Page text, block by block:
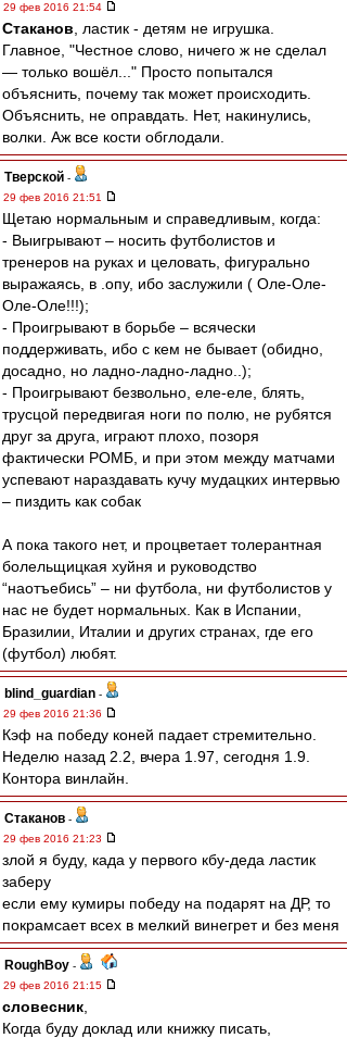
29 фев 2016 21:54
Cтаканов , ластик - детям не игрушка.
Главное, "Честное слово, ничего ж не сделал
— только вошёл..." Просто попытался
объяснить, почему так может происходить.
Объяснить, не оправдать. Нет, накинулись,
волки. Аж все кости обглодали.
Тверской -
29 фев 2016 21:51
Щетаю нормальным и справедливым, когда:
- Выигрывают – носить футболистов и
тренеров на руках и целовать, фигурально
выражаясь, в .опу, ибо заслужили ( Оле-Оле-
Оле-Оле!!!);
- Проигрывают в борьбе – всячески
поддерживать, ибо с кем не бывает (обидно,
досадно, но ладно-ладно-ладно..);
- Проигрывают безвольно, еле-еле, блять,
трусцой передвигая ноги по полю, не рубятся
друг за друга, играют плохо, позоря
фактически РОМБ, и при этом между матчами
успевают нараздавать кучу мудацких интервью
– пиздить как собак
А пока такого нет, и процветает толерантная
болельщицкая хуйня и руководство
“наотъебись” – ни футбола, ни футболистов у
нас не будет нормальных. Как в Испании,
Бразилии, Италии и других странах, где его
(футбол) любят.
blind_guardian -
29 фев 2016 21:36
Кэф на победу коней падает стремительно.
Неделю назад 2.2, вчера 1.97, сегодня 1.9.
Контора винлайн.
Cтаканов -
29 фев 2016 21:23
злой я буду, када у первого кбу-деда ластик
заберу
если ему кумиры победу на подарят на ДР, то
покрамсает всех в мелкий винегрет и без меня
RoughBoy -
29 фев 2016 21:15
словесник
Когда буду доклад или книжку писать,